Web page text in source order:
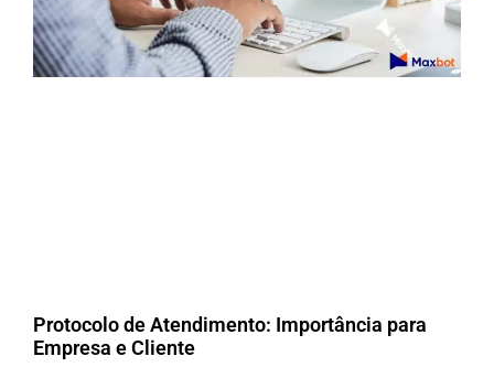
Protocolo de Atendimento: Importância para
Empresa e Cliente